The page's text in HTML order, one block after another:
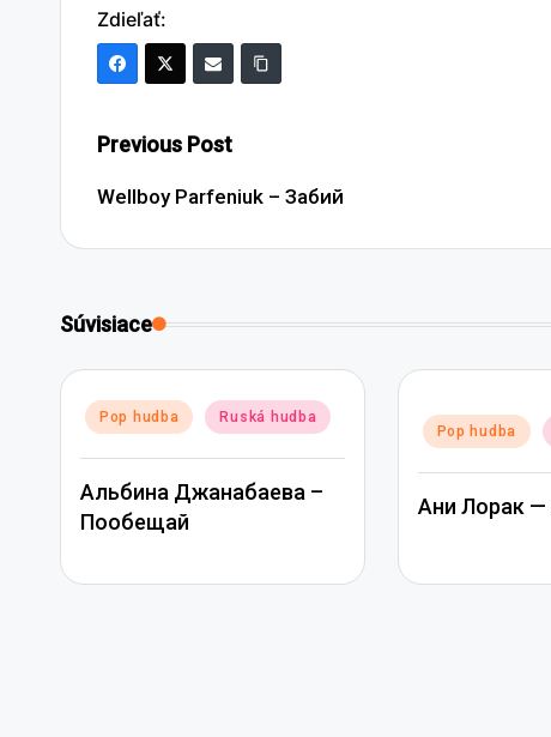
Zdieľať:
Post
navigation
Previous Post
Wellboy Parfeniuk – Забий
Súvisiace
Posted
Pop hudba Ruská hudba
Альбина Джанабаева –
Пообещай
Posted
Pop hudba
Ани Лорак —